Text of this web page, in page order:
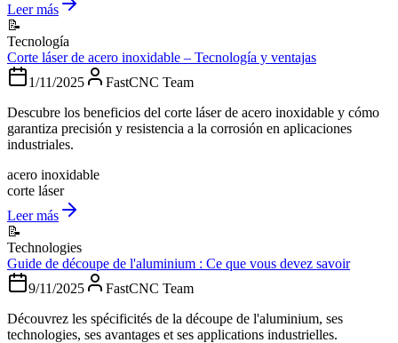
Leer más
📝
Tecnología
Corte láser de acero inoxidable – Tecnología y ventajas
1/11/2025
FastCNC Team
Descubre los beneficios del corte láser de acero inoxidable y cómo
garantiza precisión y resistencia a la corrosión en aplicaciones
industriales.
acero inoxidable
corte láser
Leer más
📝
Technologies
Guide de découpe de l'aluminium : Ce que vous devez savoir
9/11/2025
FastCNC Team
Découvrez les spécificités de la découpe de l'aluminium, ses
technologies, ses avantages et ses applications industrielles.